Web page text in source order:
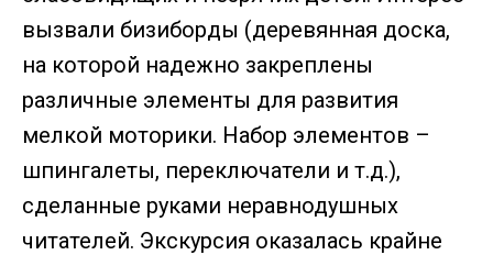
вызвали бизиборды (деревянная доска,
на которой надежно закреплены
различные элементы для развития
мелкой моторики. Набор элементов –
шпингалеты, переключатели и т.д.),
сделанные руками неравнодушных
читателей. Экскурсия оказалась крайне